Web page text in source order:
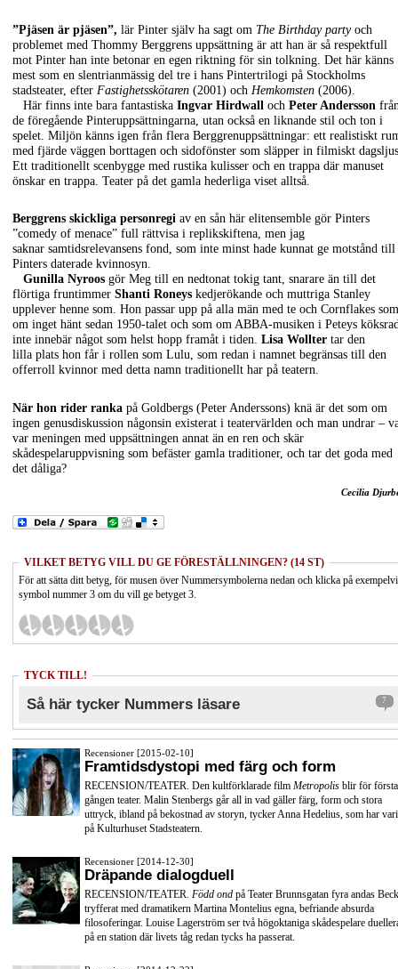
”Pjäsen är pjäsen”, lär Pinter själv ha sagt om The Birthday partyoch
problemet med Thommy Berggrens uppsättning är att han är så respektfull
mot Pinter han inte betonar en egen riktning för sin tolkning. Det här känns
mest som en slentrianmässig del tre i hans Pintertrilogi på Stockholms
stadsteater, efter Fastighetsskötaren (2001) och Hemkomsten (2006).
Här finns inte bara fantastiska Ingvar Hirdwall och Peter Andersson
de föregående Pinteruppsättningarna, utan också en liknande stil och ton i
spelet. Miljön känns igen från flera Berggrenuppsättningar: ett realistiskt
med fjärde väggen borttagen och sidofönster som släpper in filmiskt
Ett traditionellt scenbygge med rustika kulisser och en trappa där manuset
önskar en trappa. Teater på det gamla hederliga viset alltså.
Berggrens skickliga personregi av en sån här elitensemble gör Pinters
”comedy of menace” full rättvisa i replikskiftena, men jag
saknar samtidsrelevansens fond, som inte minst hade kunnat ge motstånd till
Pinters daterade kvinnosyn.
Gunilla Nyroos gör Meg till en nedtonat tokig tant, snarare än till det
flörtiga fruntimmer Shanti Roneys kedjerökande och muttriga Stanley
upplever henne som. Hon passar upp på alla män med te och Cornflakes som
om inget hänt sedan 1950-talet och som om ABBA-musiken i Peteys
inte innebär något som helst hopp framåt i tiden. Lisa Wollter tar den
lilla plats hon får i rollen som Lulu, som redan i namnet begränsas till den
offerroll kvinnor med detta namn traditionellt har på teatern.
När hon rider ranka på Goldbergs (Peter Anderssons) knä är det som om
ingen genusdiskussion någonsin existerat i teatervärlden och man undrar –
var meningen med uppsättningen annat än en ren och skär
skådespelaruppvisning som befäster gamla traditioner, och tar det goda med
det dåliga?
Cecilia
VILKET BETYG VILL DU GE FÖRESTÄLLNINGEN? (14 ST)
För att sätta ditt betyg, för musen över Nummersymbolerna nedan och klicka på
symbol nummer 3 om du vill ge betyget 3.
TYCK TILL!
Så här tycker Nummers läsare 7
Recensioner [2015-02-10]
Framtidsdystopi med färg och form
RECENSION/TEATER. Den kultförklarade film Metropolis blir för första
gången teater. Malin Stenbergs går all in vad gäller färg, form och stora
uttryck, ibland på bekostnad av storyn, tycker Anna Hedelius, som har
på Kulturhuset Stadsteatern.
Recensioner [2014-12-30]
Dräpande dialogduell
RECENSION/TEATER. Född ond på Teater Brunnsgatan fyra andas
tryfferat med dramatikern Martina Montelius egna, befriande absurda
filosoferingar. Louise Lagerström ser två högoktaniga skådespelare
på en station där livets tåg redan tycks ha passerat.